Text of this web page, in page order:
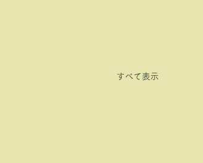
すべて表示